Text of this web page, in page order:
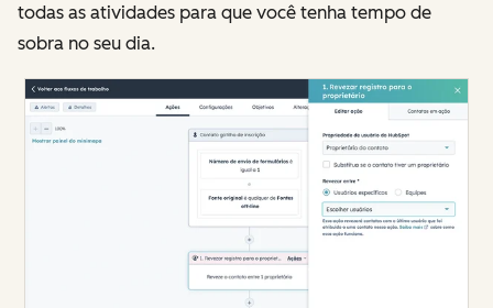
todas as atividades para que você tenha tempo de
sobra no seu dia.